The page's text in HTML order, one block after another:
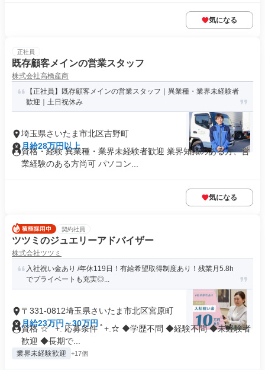
気になる
正社員
既存顧客メインの営業スタッフ
株式会社高橋産商
【正社員】既存顧客メインの営業スタッフ｜異業種・業界未経験者
歓迎｜土日祝休み
埼玉県さいたま市北区吉野町
月給28万円以上
資格・経験 異業種・業界未経験者歓迎 業界知識のある方、営
業経験のある方尚可 パソコン...
気になる
契約社員
ツツミのジュエリーアドバイザー
株式会社ツツミ
入社祝い金あり /年休119日！有給希望取得制度あり！残業月5.8h
でプライベートも充実◎...
〒331-0812埼玉県さいたま市北区宮原町
月給23万円～30万円
資格 ☆ﾟ +. 応募条件 ﾟ+.☆ ◆学歴不問 ◆経験不問 ◆未経験者
歓迎 ◆長期で...
業界未経験歓迎 +17個